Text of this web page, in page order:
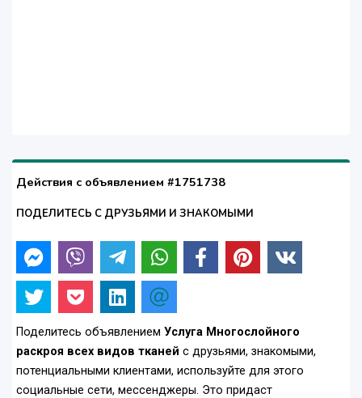
Действия с объявлением #1751738
ПОДЕЛИТЕСЬ С ДРУЗЬЯМИ И ЗНАКОМЫМИ
Поделитесь объявлением Услуга Многослойного
раскроя всех видов тканей с друзьями, знакомыми,
потенциальными клиентами, используйте для этого
социальные сети, мессенджеры. Это придаст